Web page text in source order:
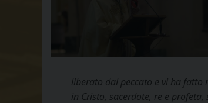
liberato dal peccato e vi ha fatto
in Cristo, sacerdote, re e